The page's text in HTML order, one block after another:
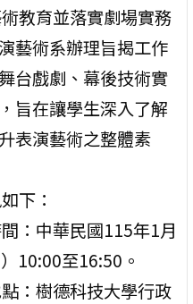
教育並落實劇場實務
藝術系辦理旨揭工作
台戲劇、幕後技術實
旨在讓學生深入了解
表演藝術之整體素
下：
間：中華民國115年1月
10:00至16:50。
點：樹德科技大學行政